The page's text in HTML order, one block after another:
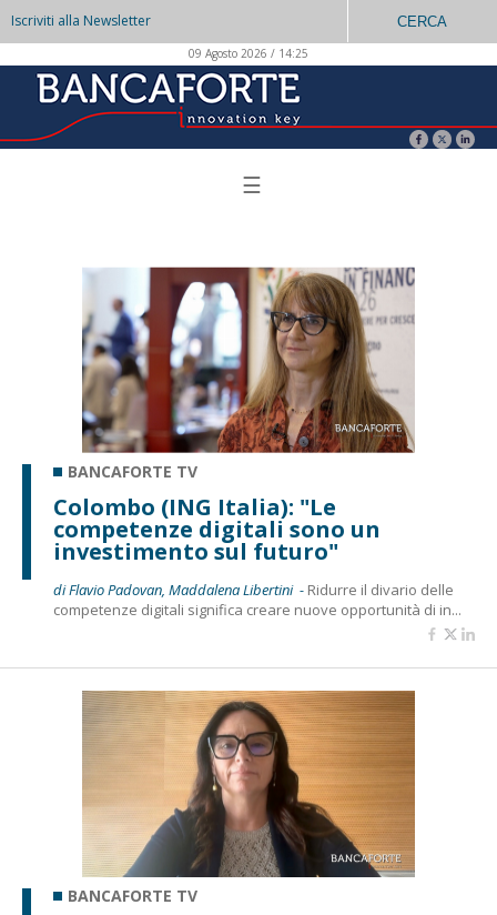
Iscriviti alla Newsletter CERCA
09 Agosto 2026 / 14:25
☰
BANCAFORTE TV
Colombo (ING Italia): "Le
competenze digitali sono un
investimento sul futuro"
di Flavio Padovan, Maddalena Libertini - Ridurre il divario delle
competenze digitali significa creare nuove opportunità di in...
BANCAFORTE TV